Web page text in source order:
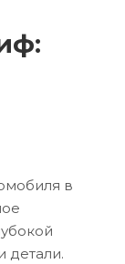
в
детали.